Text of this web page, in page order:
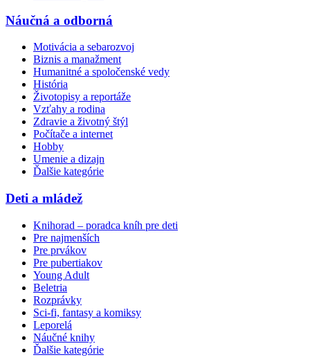
Náučná a odborná
Motivácia a sebarozvoj
Biznis a manažment
Humanitné a spoločenské vedy
História
Životopisy a reportáže
Vzťahy a rodina
Zdravie a životný štýl
Počítače a internet
Hobby
Umenie a dizajn
Ďalšie kategórie
Deti a mládež
Knihorad – poradca kníh pre deti
Pre najmenších
Pre prvákov
Pre pubertiakov
Young Adult
Beletria
Rozprávky
Sci-fi, fantasy a komiksy
Leporelá
Náučné knihy
Ďalšie kategórie